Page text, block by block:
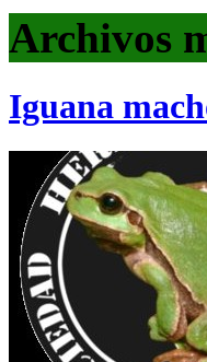
Archivos
Iguana